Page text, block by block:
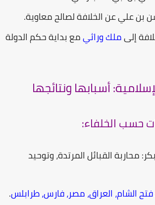
عليعن الخلافة لصالحمعاوية.
إلىملك وراثيمع بداية حكم الدولة
أسبابها ونتائجها
الخلفاء:
محاربة القبائل المرتدة، وتوحيد
الشام، العراق، مصر، فارس، طرابلس.